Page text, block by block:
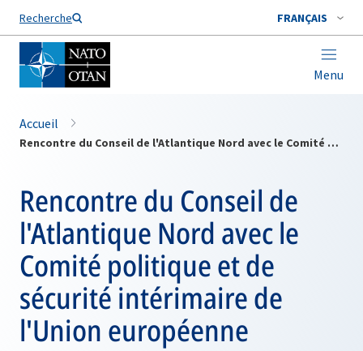
Recherche FRANÇAIS
Menu
Nom de famille*
Accueil
Rencontre du Conseil de l'Atlantique Nord avec le Comité politique et de sécurité intérimaire de l'Union européenne
Rencontre du Conseil de
l'Atlantique Nord avec le
Comité politique et de
sécurité intérimaire de
l'Union européenne